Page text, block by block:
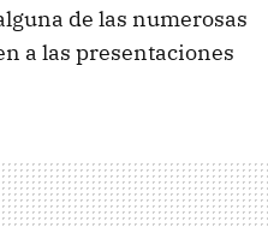
de las numerosas
a las presentaciones